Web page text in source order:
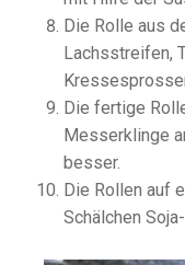
Die Rolle aus
Lachsstreifen,
Die fertige
Messerklinge
besser.
Die Rollen auf
Schälchen